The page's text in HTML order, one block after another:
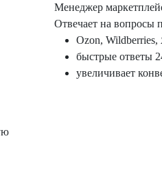
Менеджер
Отвечает на вопросы
Ozon, Wildberries,
быстрые ответы
увеличивает